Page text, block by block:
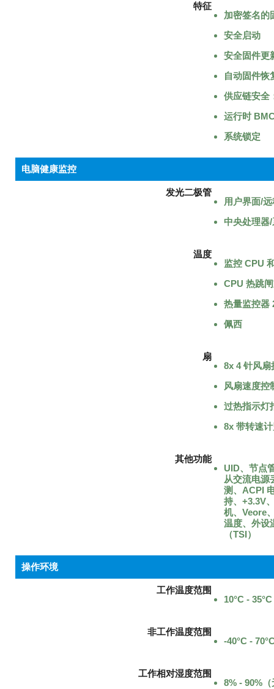
特征
加密签名的
安全启动
安全固件更
自动固件恢
供应链安全
运行时
系统锁定
电脑健康监控
发光二极管
用户界面/
中央处理器
温度
监控 CPU
CPU 热跳
热量监控器
佩西
扇
8x 4 针风扇
风扇速度控
过热指示灯
8x 带转速
其他功能
UID、节点
从交流电源
测、ACPI
持、+3.3V
机、Veore
温度、外设
（TSI）
操作环境
工作温度范围
10°C -
非工作温度范围
-40°C -
工作相对湿度范围
8% - 90%